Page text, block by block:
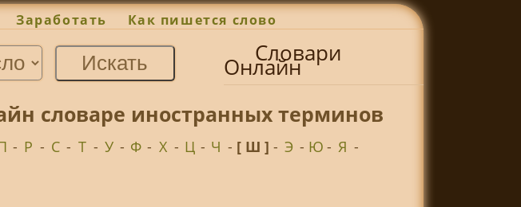
Заработать Как пишется слово
Словари
Онлайн
словаре иностранных терминов
- Р - С - Т - У - Ф - Х - Ц - Ч - [ Ш ] - Э - Ю- Я -